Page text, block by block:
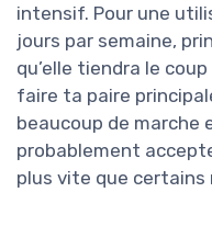
intensif. Pour une
jours par semaine,
qu’elle tiendra le
faire ta paire
beaucoup de marche
probablement
plus vite que certains